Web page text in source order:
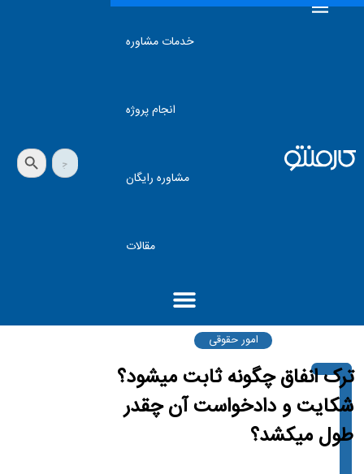
خدمات مشاوره
انجام پروژه
مشاوره رایگان
مقالات
جستجو
برای:
دکمه جستجو
امور حقوقی
ترک انفاق چگونه ثابت میشود؟
شکایت و دادخواست آن چقدر
طول میکشد؟